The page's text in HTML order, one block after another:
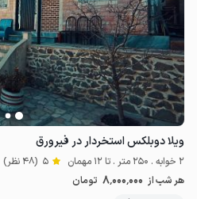
ویلا دوبلکس استخردار در فیرورق
2 خوابه . 250 متر . تا 12 مهمان 5 (48 نظر)
هر شب از 8٬000٬000 تومان